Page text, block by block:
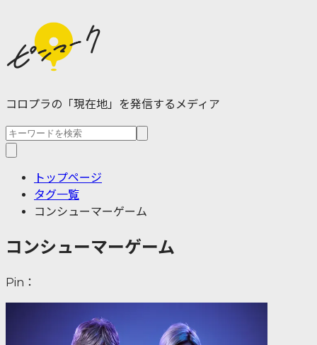
コロプラの「現在地」を発信するメディア
トップページ
タグ一覧
コンシューマーゲーム
コンシューマーゲーム
Pin：